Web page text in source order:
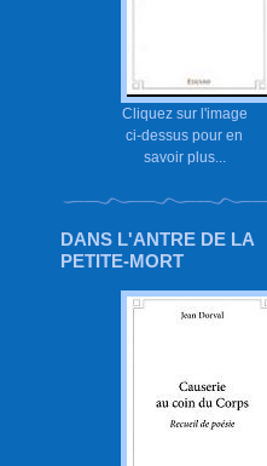
Cliquez sur l'image
ci-dessus pour en
savoir plus...
DANS L'ANTRE DE LA
PETITE-MORT